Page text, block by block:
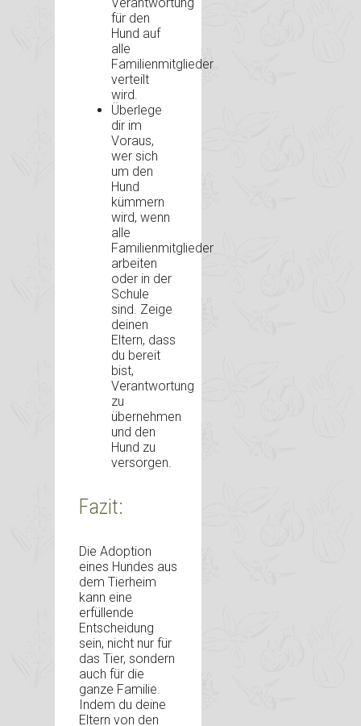
für den
Hund auf
alle
Familienmitglieder
verteilt
wird.
Überlege
dir im
Voraus,
wer sich
um den
Hund
kümmern
wird, wenn
alle
Familienmitglieder
arbeiten
oder in der
Schule
sind. Zeige
deinen
Eltern, dass
du bereit
bist,
Verantwortung
zu
übernehmen
und den
Hund zu
versorgen.
Fazit:
Die Adoption
eines Hundes aus
dem Tierheim
kann eine
erfüllende
Entscheidung
sein, nicht nur für
das Tier, sondern
auch für die
ganze Familie.
Indem du deine
Eltern von den